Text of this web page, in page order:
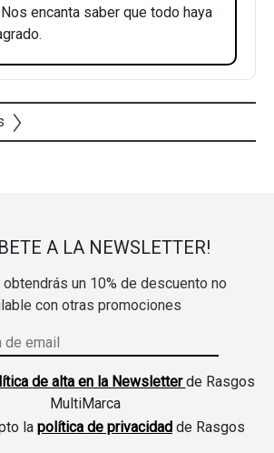
encanta saber que todo haya
A LA NEWSLETTER!
un 10% de descuento no
con otras promociones
de alta en la Newsletterde Rasgos
MultiMarca
la política de privacidad de Rasgos